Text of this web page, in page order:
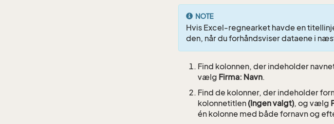
NOTE
Hvis Excel-regnearket havde en
den, når du forhåndsviser dataene i
Find kolonnen, der indeholder
vælg Firma: Navn.
Find de kolonner, der indeholder
kolonnetitlen(Ingen valgt), og vælg
én kolonne med både fornavn og